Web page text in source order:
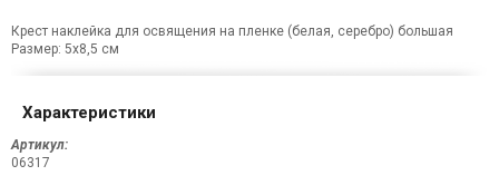
Крест наклейка для освящения на пленке (белая, серебро) большая
Размер: 5х8,5 см
Характеристики
Артикул:
06317